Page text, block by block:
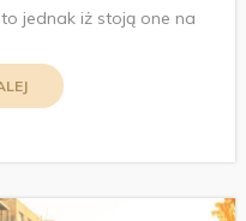
jednak iż stoją one na